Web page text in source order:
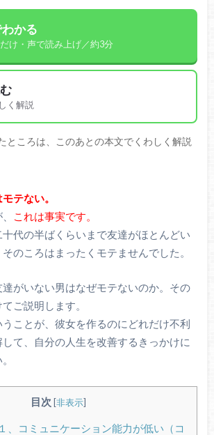
かる
け・声で読み上げ／約3分
く解説
ところは、このあとの本文でくわしく解説
テない。
これは事実です。
代の半ばくらいまで友達がほとんどい
のころはまったくモテませんでした。
がいない男はなぜモテないのか。その
ご説明します。
ことが、彼女を作るのにどれだけ不利
て、自分の人生を改善するきっかけに
目次 [非表示]
、コミュニケーション能力が低い（コ